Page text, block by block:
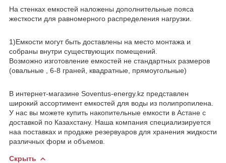
На стенках емкостей наложены дополнительные пояса
жесткости для равномерного распределения нагрузки.
1)Емкости могут быть доставлены на место монтажа и
собраны внутри существующих помещений.
Возможно изготовление емкостей не стандартных размеров
(овальные , 6-8 граней, квадратные, прямоугольные)
В интернет-магазине Soventus-energy.kz представлен
широкий ассортимент емкостей для воды из полипропилена.
У нас вы можете купить накопительные емкости в Астане с
доставкой по Казахстану. Наша компания специализируется
наа поставках и продаже резервуаров для хранения жидкости
различных форм и объемов.
Скрыть